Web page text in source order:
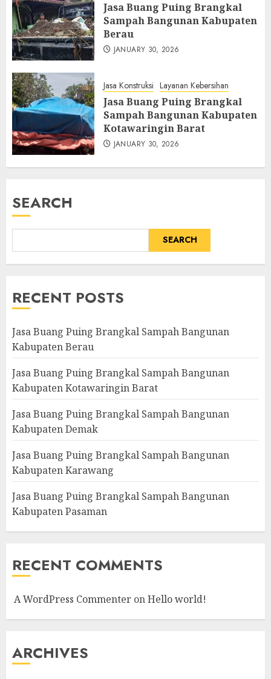
Jasa Buang Puing Brangkal
Sampah Bangunan Kabupaten
Berau
JANUARY 30, 2026
Jasa Konstruksi Layanan Kebersihan
Jasa Buang Puing Brangkal
Sampah Bangunan Kabupaten
Kotawaringin Barat
JANUARY 30, 2026
SEARCH
SEARCH
RECENT POSTS
Jasa Buang Puing Brangkal Sampah Bangunan
Kabupaten Berau
Jasa Buang Puing Brangkal Sampah Bangunan
Kabupaten Kotawaringin Barat
Jasa Buang Puing Brangkal Sampah Bangunan
Kabupaten Demak
Jasa Buang Puing Brangkal Sampah Bangunan
Kabupaten Karawang
Jasa Buang Puing Brangkal Sampah Bangunan
Kabupaten Pasaman
RECENT COMMENTS
A WordPress Commenter onHello world!
ARCHIVES